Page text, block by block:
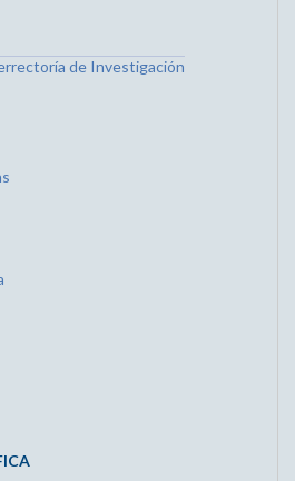
de Investigación